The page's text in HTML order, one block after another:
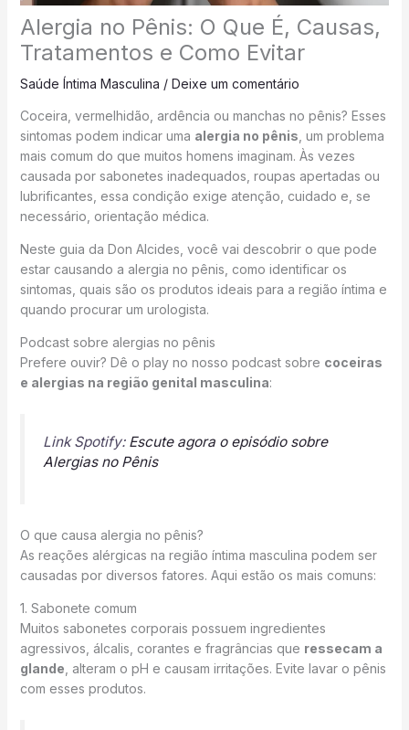
Alergia no Pênis: O Que É, Causas,
Tratamentos e Como Evitar
Saúde Íntima Masculina / Deixe um comentário
Coceira, vermelhidão, ardência ou manchas no pênis? Esses
sintomas podem indicar uma alergia no pênis , um problema
mais comum do que muitos homens imaginam. Às vezes
causada por sabonetes inadequados, roupas apertadas ou
lubrificantes, essa condição exige atenção, cuidado e, se
necessário, orientação médica.
Neste guia da Don Alcides, você vai descobrir o que pode
estar causando a alergia no pênis, como identificar os
sintomas, quais são os produtos ideais para a região íntima e
quando procurar um urologista.
Podcast sobre alergias no pênis
Prefere ouvir? Dê o play no nosso podcast sobre coceiras
e alergias na região genital masculina:
Link Spotify: Escute agora o episódio sobre
Alergias no Pênis
O que causa alergia no pênis?
As reações alérgicas na região íntima masculina podem ser
causadas por diversos fatores. Aqui estão os mais comuns:
1. Sabonete comum
Muitos sabonetes corporais possuem ingredientes
agressivos, álcalis, corantes e fragrâncias que ressecam a
glande , alteram o pH e causam irritações. Evite lavar o pênis
com esses produtos.